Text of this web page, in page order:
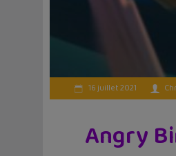
16 juillet 2021
Angry